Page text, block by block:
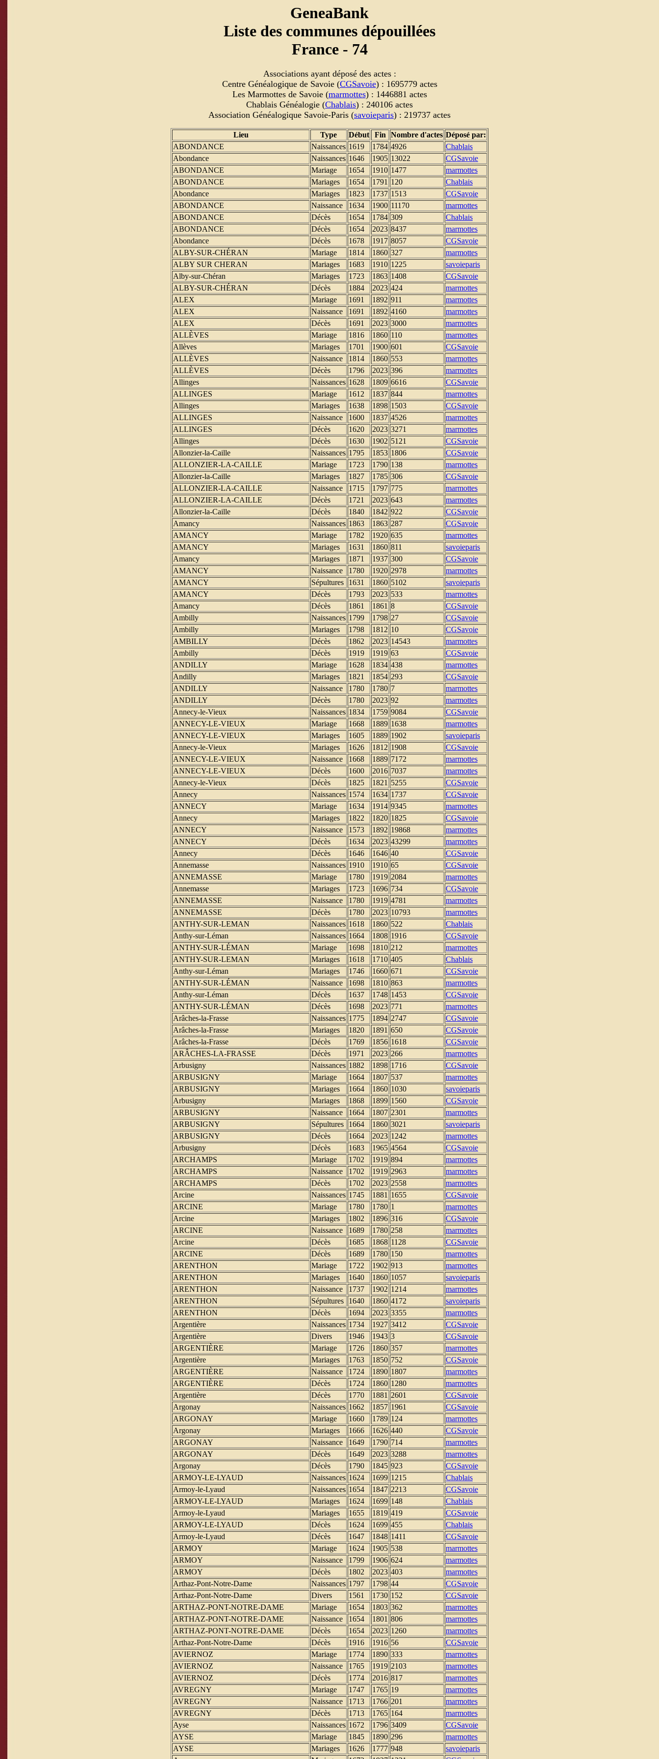
GeneaBank
Liste des communes dépouillées
France - 74
Associations ayant déposé des actes :
Centre Généalogique de Savoie (CGSavoie) : 1695779 actes
Les Marmottes de Savoie (marmottes) : 1446881 actes
Chablais Généalogie (Chablais) : 240106 actes
Association Généalogique Savoie-Paris (savoieparis) : 219737 actes
Lieu Type Début Fin Nombre d'actes Déposé par:
ABONDANCE
Naissances 1619 1784 4926
Chablais
Abondance
Naissances 1646 1905 13022
CGSavoie
ABONDANCE
Mariage 1654 1910 1477
marmottes
ABONDANCE
Mariages 1654 1791 120
Chablais
Abondance
Mariages 1823 1737 1513
CGSavoie
ABONDANCE
Naissance 1634 1900 11170
marmottes
ABONDANCE
Décès 1654 1784 309
Chablais
ABONDANCE
Décès 1654 2023 8437
marmottes
Abondance
Décès 1678 1917 8057
CGSavoie
ALBY-SUR-CHÉRAN
Mariage 1814 1860 327
marmottes
ALBY SUR CHERAN
Mariages 1683 1910 1225
savoieparis
Alby-sur-Chéran
Mariages 1723 1863 1408
CGSavoie
ALBY-SUR-CHÉRAN
Décès 1884 2023 424
marmottes
ALEX
Mariage 1691 1892 911
marmottes
ALEX
Naissance 1691 1892 4160
marmottes
ALEX
Décès 1691 2023 3000
marmottes
ALLÈVES
Mariage 1816 1860 110
marmottes
Allèves
Mariages 1701 1900 601
CGSavoie
ALLÈVES
Naissance 1814 1860 553
marmottes
ALLÈVES
Décès 1796 2023 396
marmottes
Allinges
Naissances 1628 1809 6616
CGSavoie
ALLINGES
Mariage 1612 1837 844
marmottes
Allinges
Mariages 1638 1898 1503
CGSavoie
ALLINGES
Naissance 1600 1837 4526
marmottes
ALLINGES
Décès 1620 2023 3271
marmottes
Allinges
Décès 1630 1902 5121
CGSavoie
Allonzier-la-Caille
Naissances 1795 1853 1806
CGSavoie
ALLONZIER-LA-CAILLE
Mariage 1723 1790 138
marmottes
Allonzier-la-Caille
Mariages 1827 1785 306
CGSavoie
ALLONZIER-LA-CAILLE
Naissance 1715 1797 775
marmottes
ALLONZIER-LA-CAILLE
Décès 1721 2023 643
marmottes
Allonzier-la-Caille
Décès 1840 1842 922
CGSavoie
Amancy
Naissances 1863 1863 287
CGSavoie
AMANCY
Mariage 1782 1920 635
marmottes
AMANCY
Mariages 1631 1860 811
savoieparis
Amancy
Mariages 1871 1937 300
CGSavoie
AMANCY
Naissance 1780 1920 2978
marmottes
AMANCY
Sépultures 1631 1860 5102
savoieparis
AMANCY
Décès 1793 2023 533
marmottes
Amancy
Décès 1861 1861 8
CGSavoie
Ambilly
Naissances 1799 1798 27
CGSavoie
Ambilly
Mariages 1798 1812 10
CGSavoie
AMBILLY
Décès 1862 2023 14543
marmottes
Ambilly
Décès 1919 1919 63
CGSavoie
ANDILLY
Mariage 1628 1834 438
marmottes
Andilly
Mariages 1821 1854 293
CGSavoie
ANDILLY
Naissance 1780 1780 7
marmottes
ANDILLY
Décès 1780 2023 92
marmottes
Annecy-le-Vieux
Naissances 1834 1759 9084
CGSavoie
ANNECY-LE-VIEUX
Mariage 1668 1889 1638
marmottes
ANNECY-LE-VIEUX
Mariages 1605 1889 1902
savoieparis
Annecy-le-Vieux
Mariages 1626 1812 1908
CGSavoie
ANNECY-LE-VIEUX
Naissance 1668 1889 7172
marmottes
ANNECY-LE-VIEUX
Décès 1600 2016 7037
marmottes
Annecy-le-Vieux
Décès 1825 1821 5255
CGSavoie
Annecy
Naissances 1574 1634 1737
CGSavoie
ANNECY
Mariage 1634 1914 9345
marmottes
Annecy
Mariages 1822 1820 1825
CGSavoie
ANNECY
Naissance 1573 1892 19868
marmottes
ANNECY
Décès 1634 2023 43299
marmottes
Annecy
Décès 1646 1646 40
CGSavoie
Annemasse
Naissances 1910 1910 65
CGSavoie
ANNEMASSE
Mariage 1780 1919 2084
marmottes
Annemasse
Mariages 1723 1696 734
CGSavoie
ANNEMASSE
Naissance 1780 1919 4781
marmottes
ANNEMASSE
Décès 1780 2023 10793
marmottes
ANTHY-SUR-LEMAN
Naissances 1618 1860 522
Chablais
Anthy-sur-Léman
Naissances 1664 1808 1916
CGSavoie
ANTHY-SUR-LÉMAN
Mariage 1698 1810 212
marmottes
ANTHY-SUR-LEMAN
Mariages 1618 1710 405
Chablais
Anthy-sur-Léman
Mariages 1746 1660 671
CGSavoie
ANTHY-SUR-LÉMAN
Naissance 1698 1810 863
marmottes
Anthy-sur-Léman
Décès 1637 1748 1453
CGSavoie
ANTHY-SUR-LÉMAN
Décès 1698 2023 771
marmottes
Arâches-la-Frasse
Naissances 1775 1894 2747
CGSavoie
Arâches-la-Frasse
Mariages 1820 1891 650
CGSavoie
Arâches-la-Frasse
Décès 1769 1856 1618
CGSavoie
ARÂCHES-LA-FRASSE
Décès 1971 2023 266
marmottes
Arbusigny
Naissances 1882 1898 1716
CGSavoie
ARBUSIGNY
Mariage 1664 1807 537
marmottes
ARBUSIGNY
Mariages 1664 1860 1030
savoieparis
Arbusigny
Mariages 1868 1899 1560
CGSavoie
ARBUSIGNY
Naissance 1664 1807 2301
marmottes
ARBUSIGNY
Sépultures 1664 1860 3021
savoieparis
ARBUSIGNY
Décès 1664 2023 1242
marmottes
Arbusigny
Décès 1683 1965 4564
CGSavoie
ARCHAMPS
Mariage 1702 1919 894
marmottes
ARCHAMPS
Naissance 1702 1919 2963
marmottes
ARCHAMPS
Décès 1702 2023 2558
marmottes
Arcine
Naissances 1745 1881 1655
CGSavoie
ARCINE
Mariage 1780 1780 1
marmottes
Arcine
Mariages 1802 1896 316
CGSavoie
ARCINE
Naissance 1689 1780 258
marmottes
Arcine
Décès 1685 1868 1128
CGSavoie
ARCINE
Décès 1689 1780 150
marmottes
ARENTHON
Mariage 1722 1902 913
marmottes
ARENTHON
Mariages 1640 1860 1057
savoieparis
ARENTHON
Naissance 1737 1902 1214
marmottes
ARENTHON
Sépultures 1640 1860 4172
savoieparis
ARENTHON
Décès 1694 2023 3355
marmottes
Argentière
Naissances 1734 1927 3412
CGSavoie
Argentière
Divers 1946 1943 3
CGSavoie
ARGENTIÈRE
Mariage 1726 1860 357
marmottes
Argentière
Mariages 1763 1850 752
CGSavoie
ARGENTIÈRE
Naissance 1724 1890 1807
marmottes
ARGENTIÈRE
Décès 1724 1860 1280
marmottes
Argentière
Décès 1770 1881 2601
CGSavoie
Argonay
Naissances 1662 1857 1961
CGSavoie
ARGONAY
Mariage 1660 1789 124
marmottes
Argonay
Mariages 1666 1626 440
CGSavoie
ARGONAY
Naissance 1649 1790 714
marmottes
ARGONAY
Décès 1649 2023 3288
marmottes
Argonay
Décès 1790 1845 923
CGSavoie
ARMOY-LE-LYAUD
Naissances 1624 1699 1215
Chablais
Armoy-le-Lyaud
Naissances 1654 1847 2213
CGSavoie
ARMOY-LE-LYAUD
Mariages 1624 1699 148
Chablais
Armoy-le-Lyaud
Mariages 1655 1819 419
CGSavoie
ARMOY-LE-LYAUD
Décès 1624 1699 455
Chablais
Armoy-le-Lyaud
Décès 1647 1848 1411
CGSavoie
ARMOY
Mariage 1624 1905 538
marmottes
ARMOY
Naissance 1799 1906 624
marmottes
ARMOY
Décès 1802 2023 403
marmottes
Arthaz-Pont-Notre-Dame
Naissances 1797 1798 44
CGSavoie
Arthaz-Pont-Notre-Dame
Divers 1561 1730 152
CGSavoie
ARTHAZ-PONT-NOTRE-DAME
Mariage 1654 1803 362
marmottes
ARTHAZ-PONT-NOTRE-DAME
Naissance 1654 1801 806
marmottes
ARTHAZ-PONT-NOTRE-DAME
Décès 1654 2023 1260
marmottes
Arthaz-Pont-Notre-Dame
Décès 1916 1916 56
CGSavoie
AVIERNOZ
Mariage 1774 1890 333
marmottes
AVIERNOZ
Naissance 1765 1919 2103
marmottes
AVIERNOZ
Décès 1774 2016 817
marmottes
AVREGNY
Mariage 1747 1765 19
marmottes
AVREGNY
Naissance 1713 1766 201
marmottes
AVREGNY
Décès 1713 1765 164
marmottes
Ayse
Naissances 1672 1796 3409
CGSavoie
AYSE
Mariage 1845 1890 296
marmottes
AYSE
Mariages 1626 1777 948
savoieparis